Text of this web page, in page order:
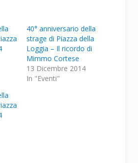
40° anniversario della
strage di Piazza della
Loggia – Il ricordo di
Mimmo Cortese
13 Dicembre 2014
In "Eventi"